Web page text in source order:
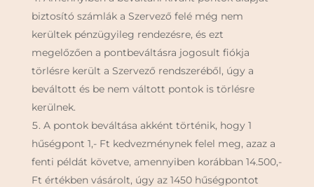
biztosító számlák a Szervező felé még nem
kerültek pénzügyileg rendezésre, és ezt
megelőzően a pontbeváltásra jogosult fiókja
törlésre került a Szervező rendszeréből, úgy a
beváltott és be nem váltott pontok is törlésre
kerülnek.
A pontok beváltása akként történik, hogy 1
hűségpont 1,- Ft kedvezménynek felel meg, azaz a
fenti példát követve, amennyiben korábban 14.500,-
Ft értékben vásárolt, úgy az 1450 hűségpontot